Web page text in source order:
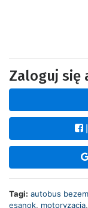
Zaloguj się
Tagi: autobus
esanok, motoryzacja,